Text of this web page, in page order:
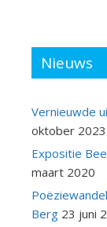
Nieuws
Vernieuwde
oktober 2023
Expositie
maart 2020
Berg 23 juni